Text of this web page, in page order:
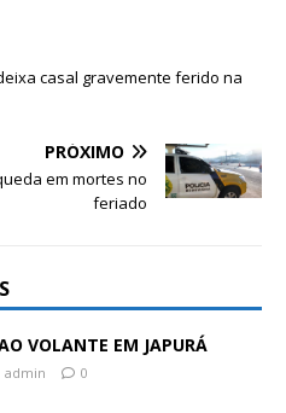
casal gravemente ferido na
PRÓXIMO
em mortes no
feriado
VOLANTE EM JAPURÁ
admin 0